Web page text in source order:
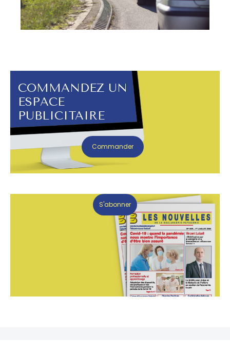
COMMANDEZ UN
ESPACE
PUBLICITAIRE
Commander
S'abonner